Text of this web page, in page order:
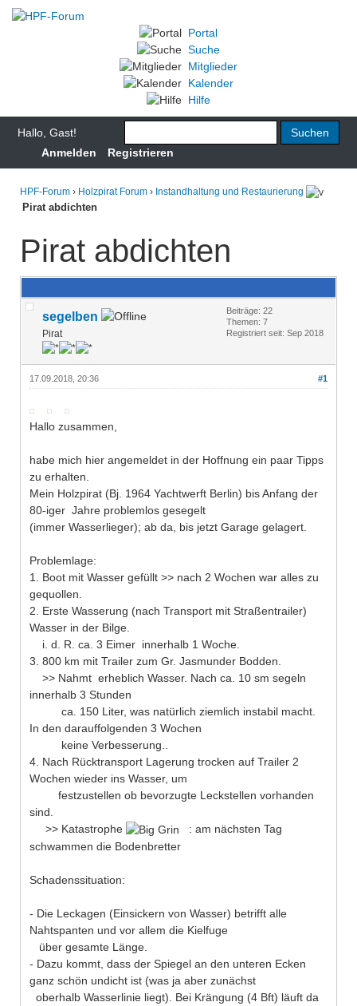
Portal
Suche
Mitglieder
Kalender
Hilfe
Hallo, Gast!
Anmelden
Registrieren
HPF-Forum › Holzpirat Forum › Instandhaltung und Restaurierung
Pirat abdichten
Pirat abdichten
segelben
Pirat
Beiträge: 22
Themen: 7
Registriert seit: Sep 2018
#1
17.09.2018, 20:36
Hallo zusammen,
habe mich hier angemeldet in der Hoffnung ein paar Tipps
zu erhalten.
Mein Holzpirat (Bj. 1964 Yachtwerft Berlin) bis Anfang der
80-iger Jahre problemlos gesegelt
(immer Wasserlieger); ab da, bis jetzt Garage gelagert.
Problemlage:
1. Boot mit Wasser gefüllt >> nach 2 Wochen war alles zu
gequollen.
2. Erste Wasserung (nach Transport mit Straßentrailer)
Wasser in der Bilge.
i. d. R. ca. 3 Eimer innerhalb 1 Woche.
3. 800 km mit Trailer zum Gr. Jasmunder Bodden.
>> Nahmt erheblich Wasser. Nach ca. 10 sm segeln
innerhalb 3 Stunden
ca. 150 Liter, was natürlich ziemlich instabil macht.
In den darauffolgenden 3 Wochen
keine Verbesserung..
4. Nach Rücktransport Lagerung trocken auf Trailer 2
Wochen wieder ins Wasser, um
festzustellen ob bevorzugte Leckstellen vorhanden
sind.
>> Katastrophe
: am nächsten Tag
schwammen die Bodenbretter
Schadenssituation:
- Die Leckagen (Einsickern von Wasser) betrifft alle
Nahtspanten und vor allem die Kielfuge
über gesamte Länge.
- Dazu kommt, dass der Spiegel an den unteren Ecken
ganz schön undicht ist (was ja aber zunächst
oberhalb Wasserlinie liegt). Bei Krängung (4 Bft) läuft da